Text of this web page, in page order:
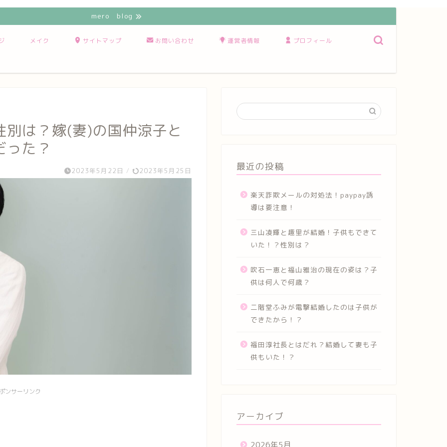
mero blog
メイク サイトマップ お問い合わせ 運営者情報 プロフィール
は？嫁(妻)の国仲涼子と
た？
2023年5月22日 / 2023年5月25日
ンサーリンク
最近の投稿
楽天詐欺メールの対処法！paypay誘
導は要注意！
三山凌輝と趣里が結婚！子供もできて
いた！？性別は？
吹石一恵と福山雅治の現在の姿は？子
供は何人で何歳？
二階堂ふみが電撃結婚したのは子供が
できたから！？
福田淳社長とはだれ？結婚して妻も子
供もいた！？
アーカイブ
2026年5月